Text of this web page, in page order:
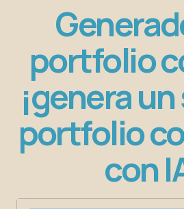
portfolio
¡genera
portfolio
con